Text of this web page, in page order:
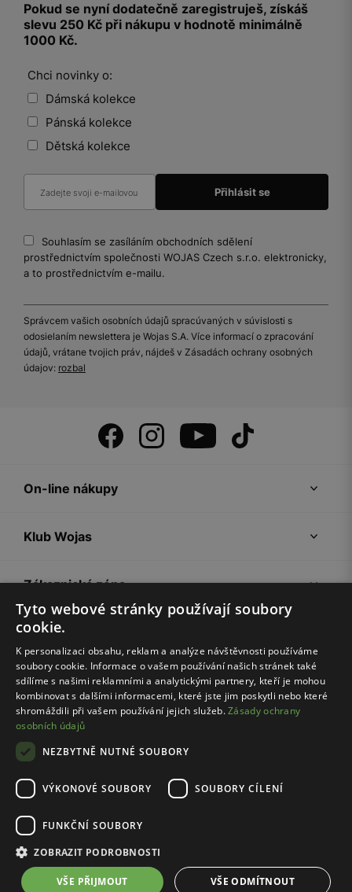
Pokud se nyní dodatečně zaregistruješ, získáš
slevu 250 Kč při nákupu v hodnotě minimálně
1000 Kč.
Chci novinky o:
Dámská kolekce
Pánská kolekce
Dětská kolekce
Souhlasím se zasíláním obchodních sdělení
prostřednictvím společnosti WOJAS Czech s.r.o. elektronicky,
a to prostřednictvím e-mailu.
Správcem vašich osobních údajů spracúvaných v súvislosti s
odosielaním newslettera je Wojas S.A. Více informací o zpracování
údajů, vrátane tvojich práv, nájdeš v Zásadách ochrany osobných
údajov: rozbal
On-line nákupy
Klub Wojas
Zákaznická zóna
Společnost Wojas
Rady
© Wojas 2026
Pravidla e-shopu
Zásady ochrany osobních údajů
Tyto webové stránky používají soubory
cookie.
K personalizaci obsahu, reklam a analýze návštěvnosti používáme
soubory cookie. Informace o vašem používání našich stránek také
sdílíme s našimi reklamními a analytickými partnery, kteří je mohou
kombinovat s dalšími informacemi, které jste jim poskytli nebo které
shromáždili při vašem používání jejich služeb.Zásady ochrany
osobních údajů
NEZBYTNĚ NUTNÉ SOUBORY
VÝKONOVÉ SOUBORY SOUBORY CÍLENÍ
FUNKČNÍ SOUBORY
ZOBRAZIT PODROBNOSTI
VŠE PŘIJMOUT VŠE ODMÍTNOUT